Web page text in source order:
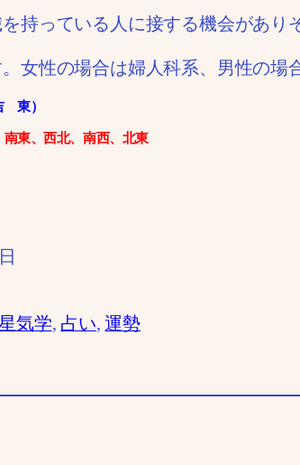
持っている人に接する機会があり
女性の場合は婦人科系、男性の場
東）
東、西北、南西、北東
気学, 占い, 運勢